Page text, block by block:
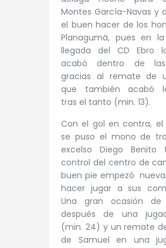
Montes García-Navas y
el buen hacer de los
Planagumà, pues en
llegada del CD Ebro
acabó dentro de
gracias al remate de
que también acabó
tras el tanto (min. 13).
Con el gol en contra, el
se puso el mono de
excelso Diego Benito
control del centro de
buen pie empezó
hacer jugar a sus
Una gran ocasión de
después de una
(min. 24) y un remate
de Samuel en una